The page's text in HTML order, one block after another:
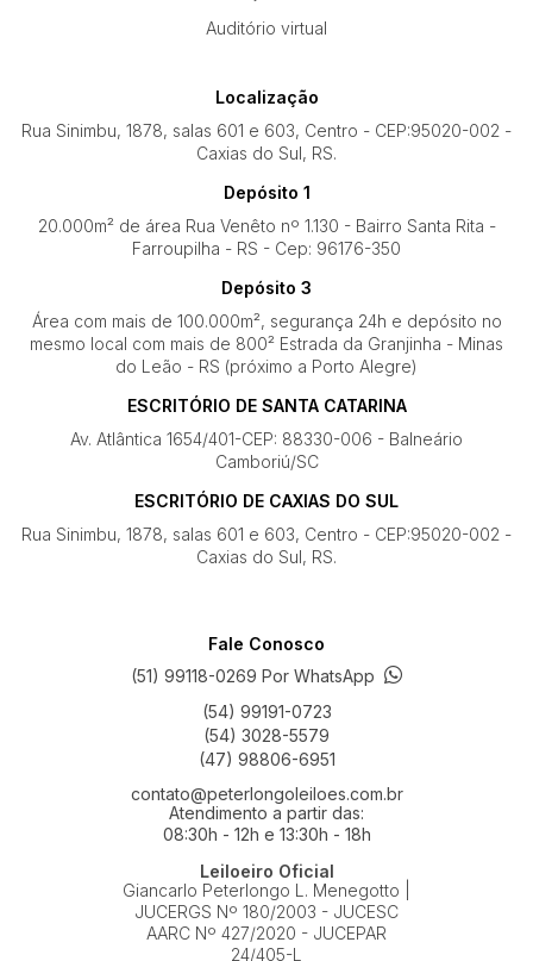
Auditório virtual
Localização
Rua Sinimbu, 1878, salas 601 e 603, Centro - CEP:95020-002 -
Caxias do Sul, RS.
Depósito 1
20.000m² de área Rua Venêto nº 1.130 - Bairro Santa Rita -
Farroupilha - RS - Cep: 96176-350
Depósito 3
Área com mais de 100.000m², segurança 24h e depósito no
mesmo local com mais de 800² Estrada da Granjinha - Minas
do Leão - RS (próximo a Porto Alegre)
ESCRITÓRIO DE SANTA CATARINA
Av. Atlântica 1654/401-CEP: 88330-006 - Balneário
Camboriú/SC
ESCRITÓRIO DE CAXIAS DO SUL
Rua Sinimbu, 1878, salas 601 e 603, Centro - CEP:95020-002 -
Caxias do Sul, RS.
Fale Conosco
(51) 99118-0269 Por WhatsApp
(54) 99191-0723
(54) 3028-5579
(47) 98806-6951
contato@peterlongoleiloes.com.br
Atendimento a partir das:
08:30h - 12h e 13:30h - 18h
Leiloeiro Oficial
Giancarlo Peterlongo L. Menegotto |
JUCERGS Nº 180/2003 - JUCESC
AARC Nº 427/2020 - JUCEPAR
24/405-L